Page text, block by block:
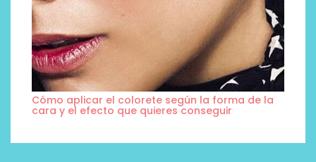
Cómo aplicar el colorete según la forma de la
cara y el efecto que quieres conseguir